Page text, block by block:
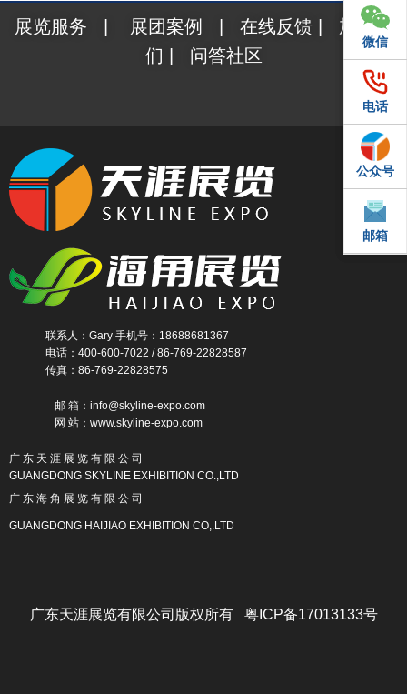
微信
电话
QQ
邮箱
微信
电话
公众号
邮箱
展览服务 展团案例 在线反馈| 加入我
们
问答社区
联系人：Gary 手机号：18688681367
电话：400-600-7022 / 86-769-22828587
传真：86-769-22828575
邮 箱：info@skyline-expo.com
网 站：www.skyline-expo.com
广 东 天 涯 展 览 有 限 公 司
GUANGDONG SKYLINE EXHIBITION CO.,LTD
广 东 海 角 展 览 有 限 公 司
GUANGDONG HAIJIAO EXHIBITION CO,.LTD
广东天涯展览有限公司版权所有 粤ICP备17013133号